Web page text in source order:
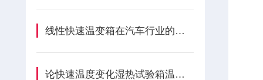
线性快速温变箱在汽车行业的五大核心作用解析
论快速温度变化湿热试验箱温度规范的重要性和必要性